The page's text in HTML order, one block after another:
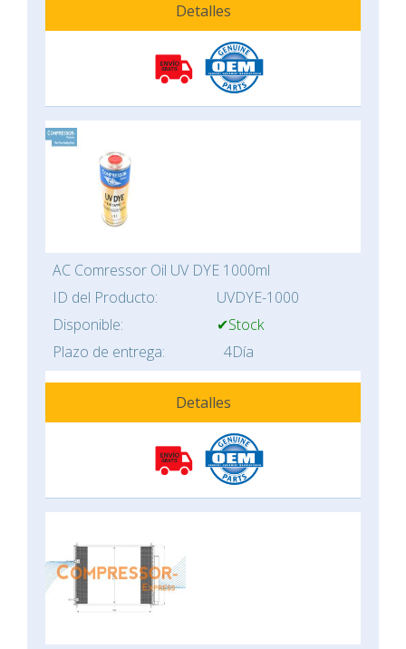
Detalles
AC Comressor Oil UV DYE 1000ml
ID del Producto:
UVDYE-1000
Disponible:
✔Stock
Plazo de entrega:
4Día
Detalles